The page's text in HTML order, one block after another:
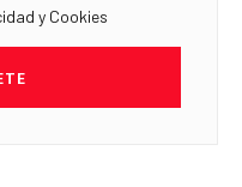
y Cookies